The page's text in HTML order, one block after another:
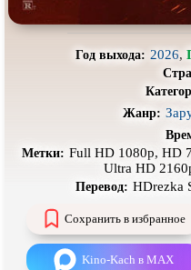
Про пиратов
Про путешествияво времени
Про супергероев
Про танцы
Про футбол
Про хоккей ифигурное
катание
Год выхода: 2026,
Жанр:
Метки: Full HD 1080p, HD
Ultra HD
Перевод: HDrezka
Сохранить в избранное
Kino-Kach в MAX